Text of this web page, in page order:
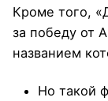
Кроме того,
за победу от
названием
Но такой